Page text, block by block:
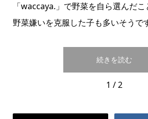
「waccaya.」で野菜を自ら選んだこ
野菜嫌いを克服した子も多いそうで
続きを読む
1 / 2